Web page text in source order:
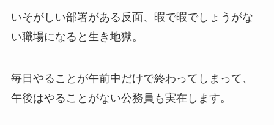
いそがしい部署がある反面、暇で暇でしょうがな
い職場になると生き地獄。
毎日やることが午前中だけで終わってしまって、
午後はやることがない公務員も実在します。